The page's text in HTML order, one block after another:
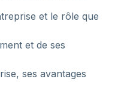
et le rôle que
et de ses
ses avantages